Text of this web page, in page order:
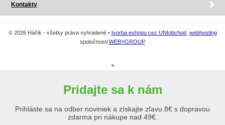
Kontakty
© 2026 Háčik - všetky práva vyhradené • tvorba eshopu cez UNIobchod, webhosting
spoločnosti WEBYGROUP
×
Pridajte sa k nám
Prihláste sa na odber noviniek a získajte zľavu 8€ s dopravou
zdarma pri nákupe nad 49€.